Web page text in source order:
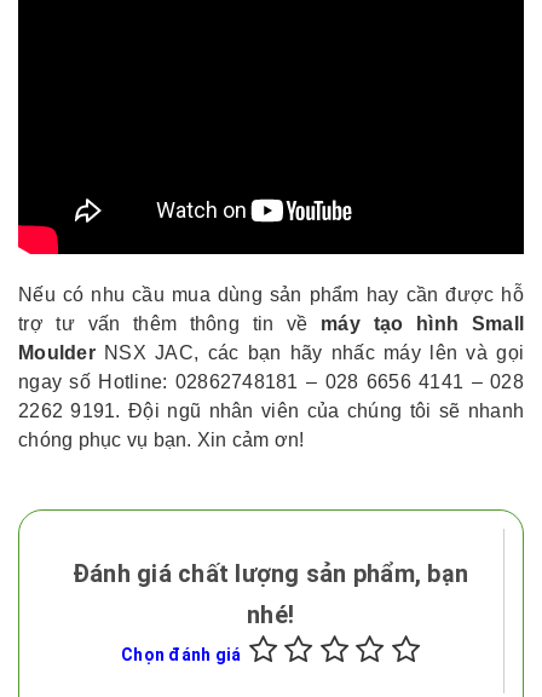
Nếu có nhu cầu mua dùng sản phẩm hay cần được hỗ
trợ tư vấn thêm thông tin về máy tạo hình Small
Moulder NSX JAC, các bạn hãy nhấc máy lên và gọi
ngay số Hotline: 02862748181 – 028 6656 4141 – 028
2262 9191. Đội ngũ nhân viên của chúng tôi sẽ nhanh
chóng phục vụ bạn. Xin cảm ơn!
Đánh giá chất lượng sản phẩm, bạn
nhé!
Chọn đánh giá